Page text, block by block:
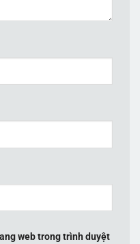
web trong trình duyệt